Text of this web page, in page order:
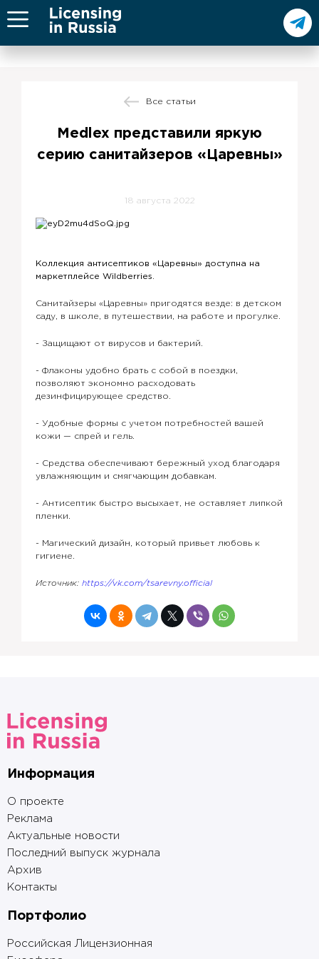
Все статьи
Medlex представили яркую
серию санитайзеров «Царевны»
18 августа 2022
Коллекция антисептиков «Царевны» доступна на
маркетплейсе Wildberries.
Санитайзеры «Царевны» пригодятся везде: в детском
саду, в школе, в путешествии, на работе и прогулке.
- Защищают от вирусов и бактерий.
- Флаконы удобно брать с собой в поездки,
позволяют экономно расходовать
дезинфицирующее средство.
- Удобные формы с учетом потребностей вашей
кожи — спрей и гель.
- Средства обеспечивают бережный уход благодаря
увлажняющим и смягчающим добавкам.
- Антисептик быстро высыхает, не оставляет липкой
пленки.
- Магический дизайн, который привьет любовь к
гигиене.
Источник: https://vk.com/tsarevny.official
Информация
О проекте
Реклама
Актуальные новости
Последний выпуск журнала
Архив
Контакты
Портфолио
Российская Лицензионная